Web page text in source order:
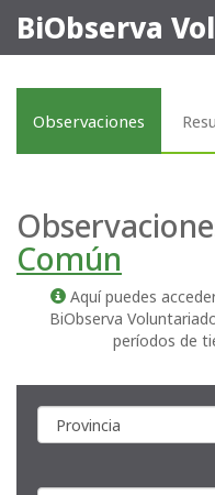
BiObserva
Observaciones
Común
Aquí puedes
BiObserva
períodos de